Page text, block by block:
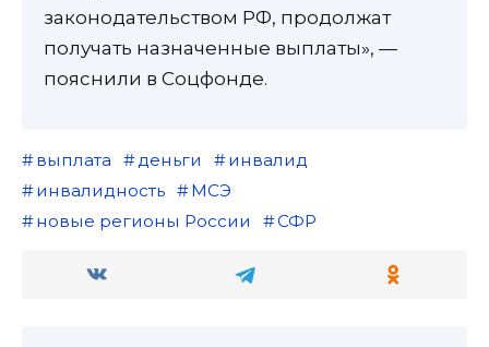
законодательством РФ, продолжат
получать назначенные выплаты», —
пояснили в Соцфонде.
выплата деньги
инвалид
инвалидность
МСЭ
новые регионы России
СФР